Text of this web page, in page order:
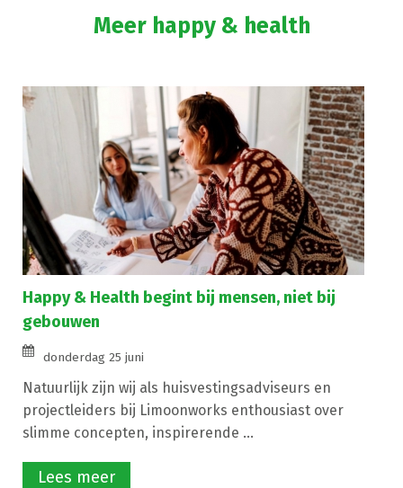
Meer happy & health
Happy & Health begint bij mensen, niet bij
gebouwen
donderdag 25 juni
Natuurlijk zijn wij als huisvestingsadviseurs en
projectleiders bij Limoonworks enthousiast over
slimme concepten, inspirerende ...
Lees meer